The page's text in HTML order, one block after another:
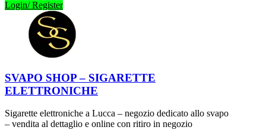
Login/ Register
SVAPO SHOP – SIGARETTE
ELETTRONICHE
Sigarette elettroniche a Lucca – negozio dedicato allo svapo
– vendita al dettaglio e online con ritiro in negozio